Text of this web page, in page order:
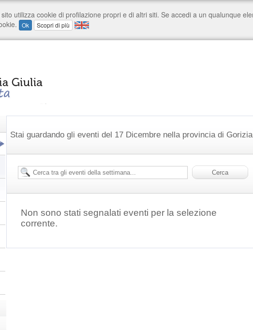
Stai guardando gli eventi del 17 Dicembre nella provincia di Gorizia
Non sono stati segnalati eventi per la selezione
corrente.